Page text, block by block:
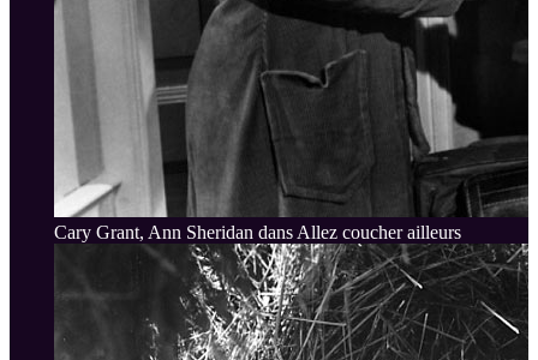
Cary Grant, Ann Sheridan dans Allez coucher ailleurs